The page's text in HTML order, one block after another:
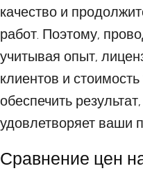
качество и
работ. Поэтому,
учитывая опыт,
клиентов и
обеспечить
удовлетворяет ваши
Сравнение цен